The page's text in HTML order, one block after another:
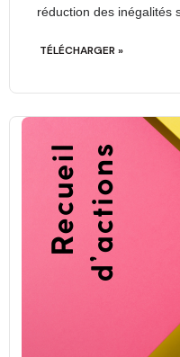
réduction des inégalités
TÉLÉCHARGER »